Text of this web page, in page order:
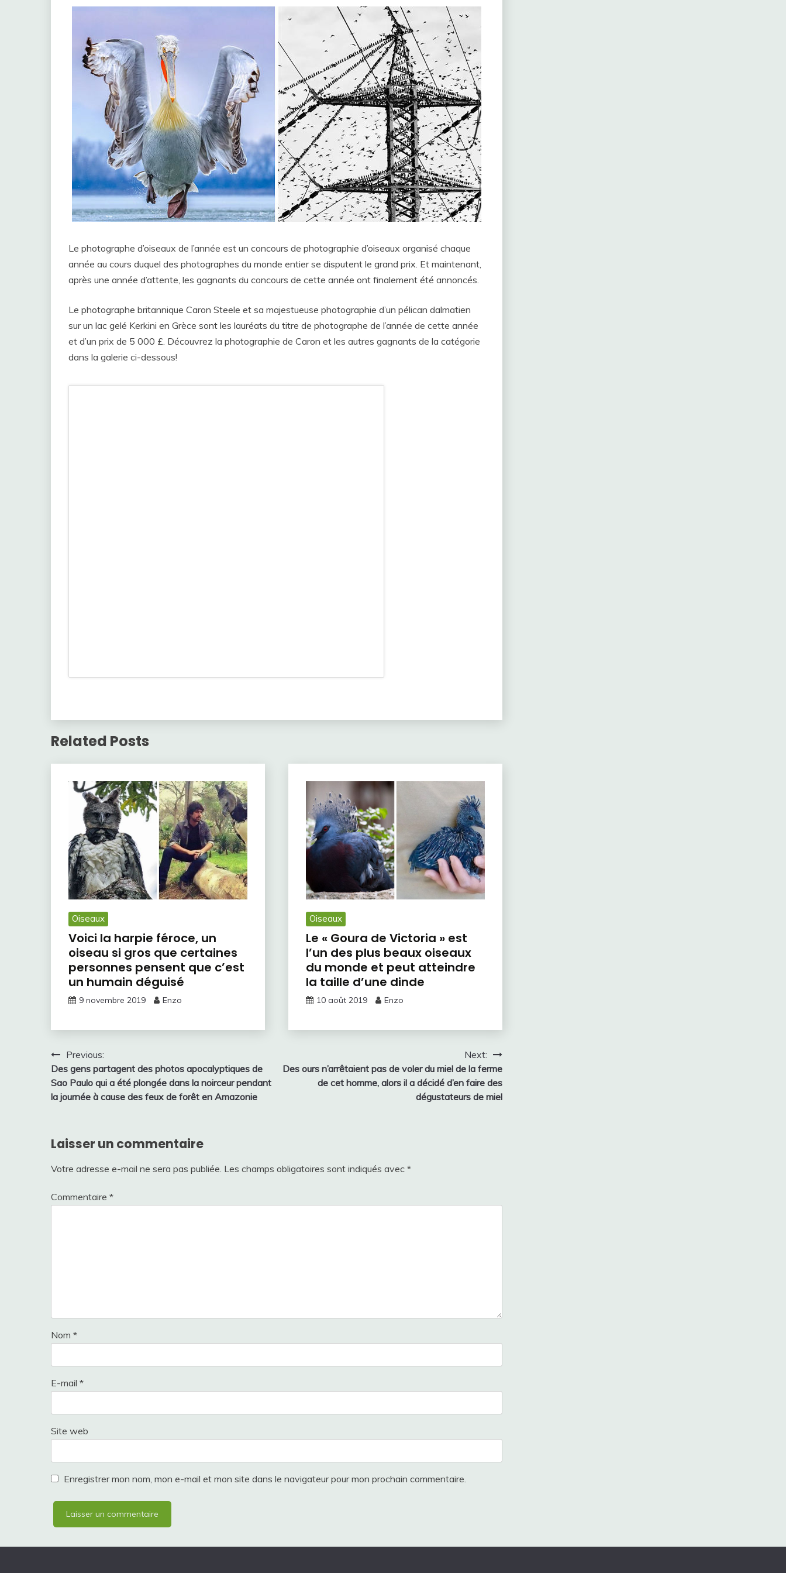
Le photographe d’oiseaux de l’année est un concours de photographie d’oiseaux organisé chaque
année au cours duquel des photographes du monde entier se disputent le grand prix. Et maintenant,
après une année d’attente, les gagnants du concours de cette année ont finalement été annoncés.
Le photographe britannique Caron Steele et sa majestueuse photographie d’un pélican dalmatien
sur un lac gelé Kerkini en Grèce sont les lauréats du titre de photographe de l’année de cette année
et d’un prix de 5 000 £. Découvrez la photographie de Caron et les autres gagnants de la catégorie
dans la galerie ci-dessous!
Related Posts
Oiseaux
Voici la harpie féroce, un
oiseau si gros que certaines
personnes pensent que c’est
un humain déguisé
9 novembre 2019 Enzo
Oiseaux
Le « Goura de Victoria » est
l’un des plus beaux oiseaux
du monde et peut atteindre
la taille d’une dinde
10 août 2019 Enzo
Navigation
de
l’article
Previous:
Des gens partagent des photos apocalyptiques de
Sao Paulo qui a été plongée dans la noirceur pendant
la journée à cause des feux de forêt en Amazonie
Next:
Des ours n’arrêtaient pas de voler du miel de la ferme
de cet homme, alors il a décidé d’en faire des
dégustateurs de miel
Laisser un commentaire
Votre adresse e-mail ne sera pas publiée. Les champs obligatoires sont indiqués avec *
Commentaire *
Nom *
E-mail *
Site web
Enregistrer mon nom, mon e-mail et mon site dans le navigateur pour mon prochain commentaire.